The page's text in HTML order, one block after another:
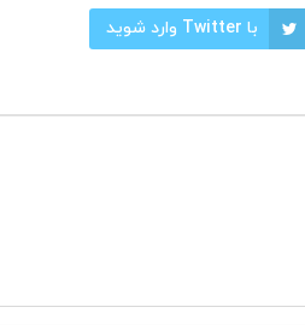
با Twitter وارد شوید